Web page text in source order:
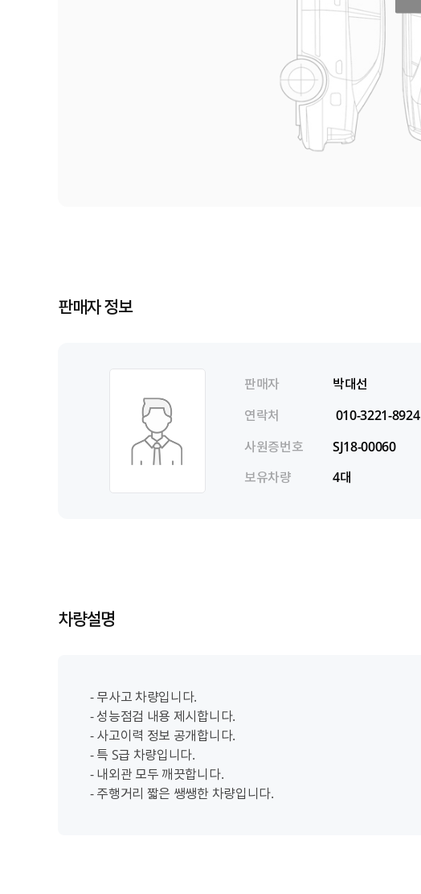
판매자 정보
판매자 박대선
연락처
010-3221-8924
사원증번호
SJ18-00060
보유차량
4대
차량설명
- 무사고 차량입니다.
- 성능점검 내용 제시합니다.
- 사고이력 정보 공개합니다.
- 특 S급 차량입니다.
- 내외관 모두 깨끗합니다.
- 주행거리 짧은 쌩쌩한 차량입니다.